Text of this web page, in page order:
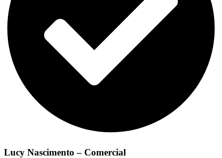
Lucy Nascimento – Comercial